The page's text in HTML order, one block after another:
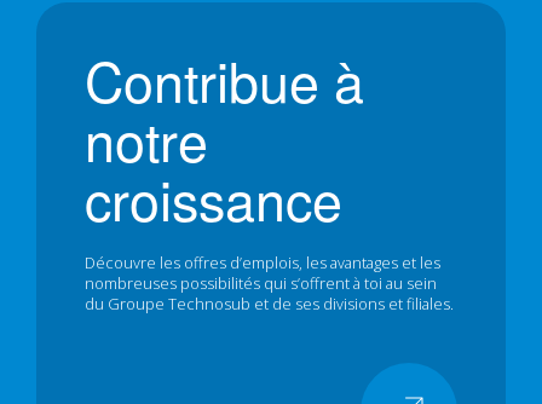
Contribue à
notre
croissance
Découvre les offres d’emplois, les avantages et les
nombreuses possibilités qui s’offrent à toi au sein
du Groupe Technosub et de ses divisions et filiales.